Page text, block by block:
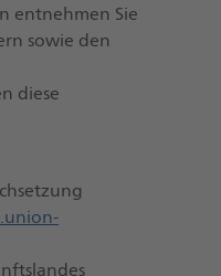
entnehmen Sie
sowie den
diese